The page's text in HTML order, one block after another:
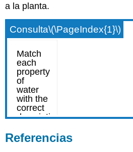
a la planta.
Consulta\(\PageIndex{1}\)
Referencias